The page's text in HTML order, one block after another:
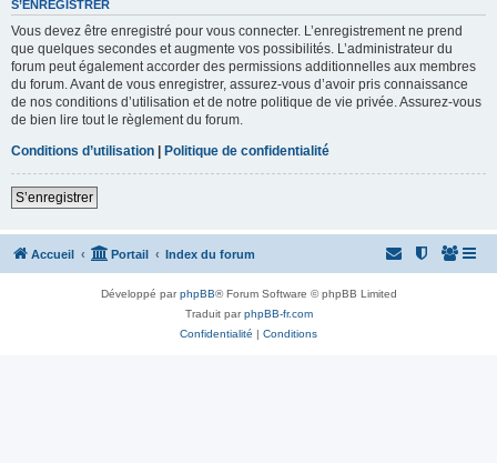
S’ENREGISTRER
Vous devez être enregistré pour vous connecter. L’enregistrement ne prend
que quelques secondes et augmente vos possibilités. L’administrateur du
forum peut également accorder des permissions additionnelles aux membres
du forum. Avant de vous enregistrer, assurez-vous d’avoir pris connaissance
de nos conditions d’utilisation et de notre politique de vie privée. Assurez-vous
de bien lire tout le règlement du forum.
Conditions d’utilisation | Politique de confidentialité
S’enregistrer
Accueil Portail Index du forum
Développé parphpBB® Forum Software © phpBB Limited
Traduit parphpBB-fr.com
Confidentialité | Conditions